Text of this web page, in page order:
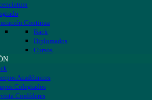
Continua
Back
Diplomados
Cursos
Académicos
Colegiados
Conlíderes